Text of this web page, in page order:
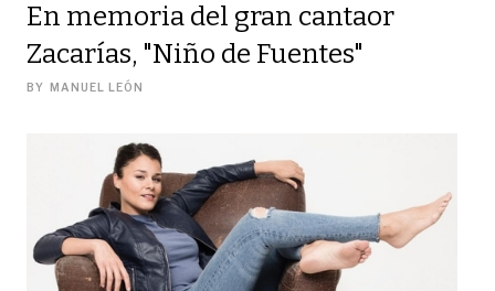
En memoria del gran cantaor
Zacarías, "Niño de Fuentes"
BY MANUEL LEÓN